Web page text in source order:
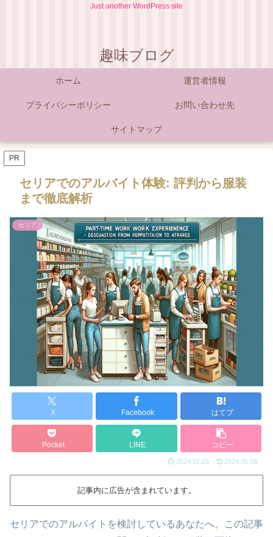
Just another WordPress site
趣味ブログ
ホーム 運営者情報
プライバシーポリシー お問い合わせ先
サイトマップ
PR
セリアでのアルバイト体験: 評判から服装
まで徹底解析
セリア
X Facebook はてブ
Pocket LINE コピー
2024.02.23 2024.05.08
記事内に広告が含まれています。
セリアでのアルバイトを検討しているあなたへ。この記事